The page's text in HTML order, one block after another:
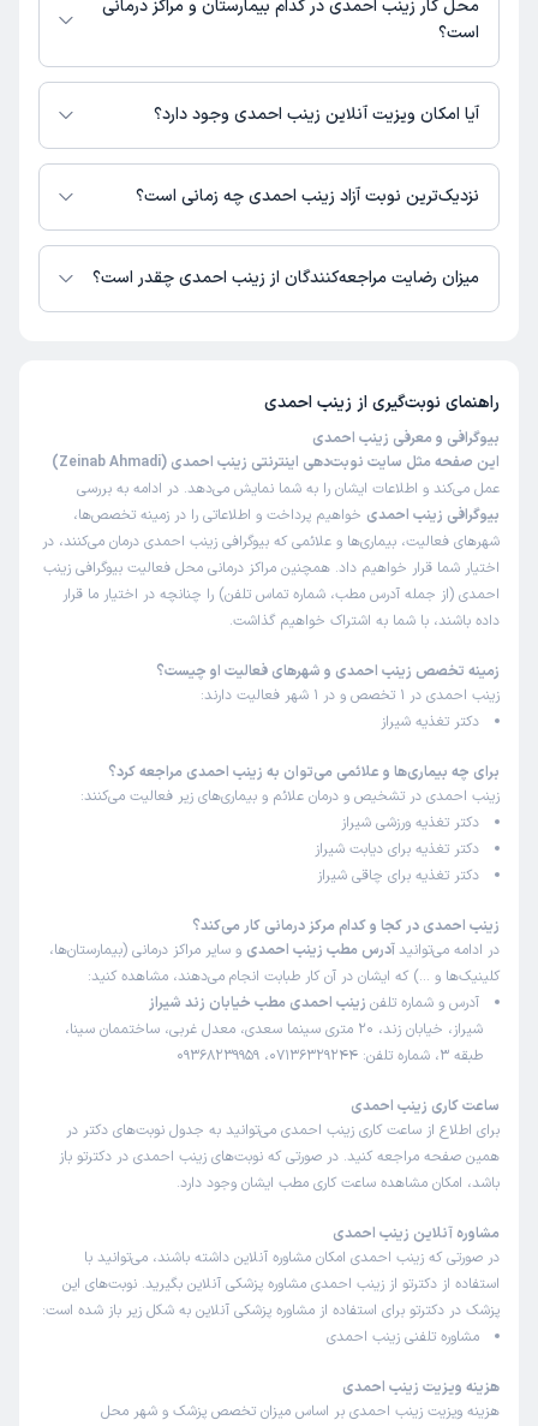
این پزشک را پیشنهاد میکنم
عالی بسیار متبحر در کارشون هستند و با صبر و حوصله برای
محل کار زینب احمدی در کدام بیمارستان و مراکز درمانی
است؟
اطلاعاتی درباره محل فعالیت زینب احمدی در مراکز درمانی در دسترس نیست.
آیا امکان ویزیت آنلاین زینب احمدی وجود دارد؟
در حال حاضر زینب احمدی مشاوره پزشکی تلفنی فعال دارند.
نزدیک‌ترین نوبت آزاد زینب احمدی چه زمانی است؟
زینب احمدی از روز جمعه 16 مرداد 1405 بیمار جدید می‌پذیرند.
میزان رضایت مراجعه‌کنندگان از زینب احمدی چقدر است؟
راهنمای نوبت‌گیری از زینب احمدی
بیوگرافی و معرفی زینب احمدی
این صفحه مثل سایت نوبت‌دهی اینترنتی زینب احمدی (Zeinab Ahmadi)
عمل می‌کند و اطلاعات ایشان را به شما نمایش می‌دهد. در ادامه به بررسی
بیوگرافی زینب احمدی خواهیم پرداخت و اطلاعاتی را در زمینه تخصص‌ها،
شهرهای فعالیت، بیماری‌ها و علائمی که بیوگرافی زینب احمدی درمان می‌کنند، در
اختیار شما قرار خواهیم داد. همچنین مراکز درمانی محل فعالیت بیوگرافی زینب
احمدی (از جمله آدرس مطب، شماره تماس تلفن) را چنانچه در اختیار ما قرار
داده باشند، با شما به اشتراک خواهیم گذاشت.
زمینه تخصص زینب احمدی و شهرهای فعالیت او چیست؟
زینب احمدی در 1 تخصص و در 1 شهر فعالیت دارند:
دکتر تغذیه شیراز
برای چه بیماری‌ها و علائمی می‌توان به زینب احمدی مراجعه کرد؟
زینب احمدی در تشخیص و درمان علائم و بیماری‌های زیر فعالیت می‌کنند:
دکتر تغذیه ورزشی شیراز
دکتر تغذیه برای دیابت شیراز
دکتر تغذیه برای چاقی شیراز
زینب احمدی در کجا و کدام مرکز درمانی کار می‌کند؟
در ادامه می‌توانید آدرس مطب زینب احمدی و سایر مراکز درمانی (بیمارستان‌ها،
کلینیک‌ها و …) که ایشان در آن کار طبابت انجام می‌دهند، مشاهده کنید:
آدرس و شماره تلفن زینب احمدی مطب خیابان زند شیراز
شیراز، خیابان زند، 20 متری سینما سعدی، معدل غربی، ساختممان سینا،
طبقه 3، شماره تلفن: 07136329244، 09368239959
ساعت کاری زینب احمدی
برای اطلاع از ساعت کاری زینب احمدی می‌توانید به جدول نوبت‌های دکتر در
همین صفحه مراجعه کنید. در صورتی که نوبت‌های زینب احمدی در دکترتو باز
باشد، امکان مشاهده ساعت کاری مطب ایشان وجود دارد.
مشاوره آنلاین زینب احمدی
در صورتی که زینب احمدی امکان مشاوره آنلاین داشته باشند، می‌توانید با
استفاده از دکترتو از زینب احمدی مشاوره پزشکی آنلاین بگیرید. نوبت‌های این
پزشک در دکترتو برای استفاده از مشاوره پزشکی آنلاین به شکل زیر باز شده است:
مشاوره تلفنی زینب احمدی
هزینه ویزیت زینب احمدی
هزینه ویزیت زینب احمدی بر اساس میزان تخصص پزشک و شهر محل